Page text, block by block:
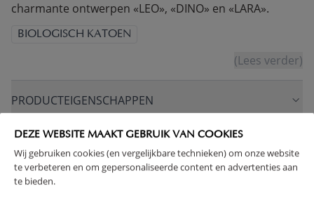
DEZE WEBSITE MAAKT GEBRUIK VAN COOKIES
Wij gebruiken cookies (en vergelijkbare technieken) om onze website
te verbeteren en om gepersonaliseerde content en advertenties aan
te bieden.
charmante ontwerpen «LEO», «DINO» en «LARA».
BIOLOGISCH KATOEN
(Lees verder)
PRODUCTEIGENSCHAPPEN
PLUS- EN MINPUNTEN
RETOUREN